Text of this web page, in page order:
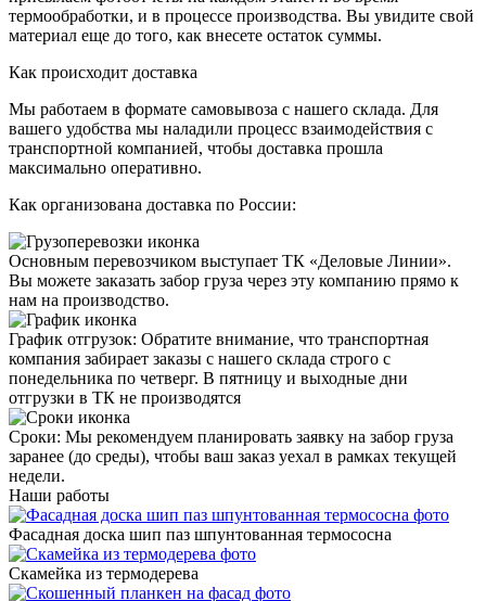
термообработки, и в процессе производства. Вы увидите свой
материал еще до того, как внесете остаток суммы.
Как происходит доставка
Мы работаем в формате самовывоза с нашего склада. Для
вашего удобства мы наладили процесс взаимодействия с
транспортной компанией, чтобы доставка прошла
максимально оперативно.
Как организована доставка по России:
Основным перевозчиком выступает ТК «Деловые Линии».
Вы можете заказать забор груза через эту компанию прямо к
нам на производство.
График отгрузок: Обратите внимание, что транспортная
компания забирает заказы с нашего склада строго с
понедельника по четверг. В пятницу и выходные дни
отгрузки в ТК не производятся
Сроки: Мы рекомендуем планировать заявку на забор груза
заранее (до среды), чтобы ваш заказ уехал в рамках текущей
недели.
Наши работы
Фасадная доска шип паз шпунтованная термососна
Скамейка из термодерева